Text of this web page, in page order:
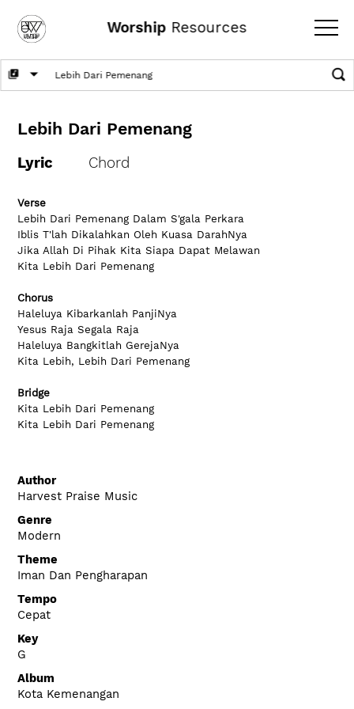
Worship Resources
Lebih Dari Pemenang
Lyric Chord
Verse
Lebih Dari Pemenang Dalam S'gala Perkara
Iblis T'lah Dikalahkan Oleh Kuasa DarahNya
Jika Allah Di Pihak Kita Siapa Dapat Melawan
Kita Lebih Dari Pemenang
Chorus
Haleluya Kibarkanlah PanjiNya
Yesus Raja Segala Raja
Haleluya Bangkitlah GerejaNya
Kita Lebih, Lebih Dari Pemenang
Bridge
Kita Lebih Dari Pemenang
Kita Lebih Dari Pemenang
Author
Harvest Praise Music
Genre
Modern
Theme
Iman Dan Pengharapan
Tempo
Cepat
Key
G
Album
Kota Kemenangan